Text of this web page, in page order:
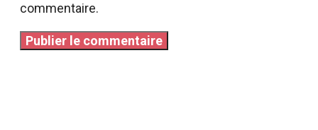
commentaire.